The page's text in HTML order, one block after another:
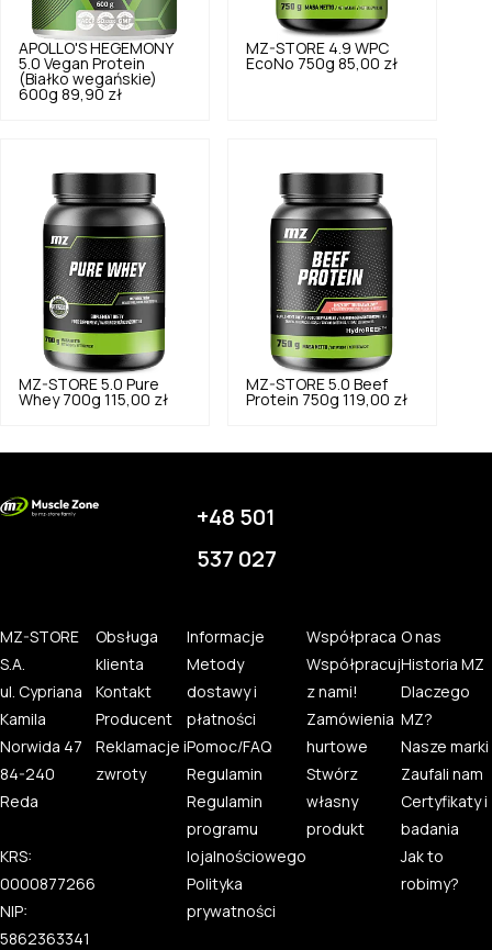
APOLLO'S HEGEMONY
5.0 Vegan Protein
(Białko wegańskie)
600g 89,90 zł
MZ-STORE 4.9 WPC
EcoNo 750g 85,00 zł
MZ-STORE 5.0 Pure
Whey 700g 115,00 zł
MZ-STORE 5.0 Beef
Protein 750g 119,00 zł
+48 501
537 027
MZ-STORE
S.A.
ul. Cypriana
Kamila
Norwida 47
84-240
Reda
KRS:
0000877266
NIP:
5862363341
Obsługa
klienta
Kontakt
Producent
Reklamacje i
zwroty
Informacje
Metody
dostawy i
płatności
Pomoc/FAQ
Regulamin
Regulamin
programu
lojalnościowego
Polityka
prywatności
Współpraca
Współpracuj
z nami!
Zamówienia
hurtowe
Stwórz
własny
produkt
O nas
Historia MZ
Dlaczego
MZ?
Nasze marki
Zaufali nam
Certyfikaty i
badania
Jak to
robimy?